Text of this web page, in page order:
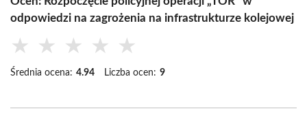
odpowiedzi na zagrożenia na infrastrukturze kolejowej
★ ★ ★ ★ ★
Średnia ocena: 4.94 Liczba ocen: 9